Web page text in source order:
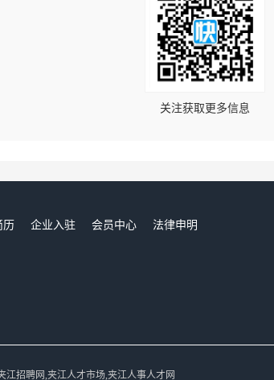
关注获取更多信息
历 企业入驻 会员中心
法律申明
江招聘网,夹江人才市场,夹江人事人才网